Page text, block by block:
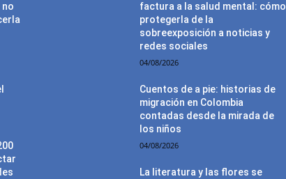
no
factura a la salud mental: cómo
protegerla de la
sobreexposición a noticias y
redes sociales
04/08/2026
Cuentos de a pie: historias de
migración en Colombia
contadas desde la mirada de
los niños
04/08/2026
La literatura y las flores se